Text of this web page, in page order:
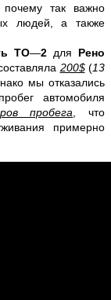
так важно
людей, а также
ТО—2 для Рено
200$(13
мы отказались
автомобиля
пробега , что
примерно